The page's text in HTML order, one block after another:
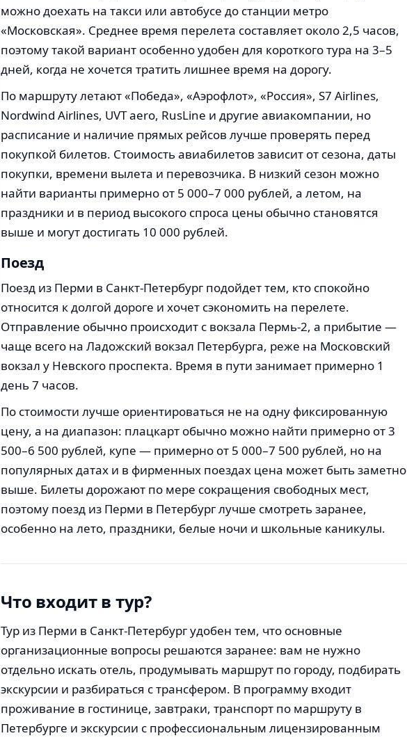
можно доехать на такси или автобусе до станции метро
«Московская». Среднее время перелета составляет около 2,5 часов,
поэтому такой вариант особенно удобен для короткого тура на 3–5
дней, когда не хочется тратить лишнее время на дорогу.
По маршруту летают «Победа», «Аэрофлот», «Россия», S7 Airlines,
Nordwind Airlines, UVT aero, RusLine и другие авиакомпании, но
расписание и наличие прямых рейсов лучше проверять перед
покупкой билетов. Стоимость авиабилетов зависит от сезона, даты
покупки, времени вылета и перевозчика. В низкий сезон можно
найти варианты примерно от 5 000–7 000 рублей, а летом, на
праздники и в период высокого спроса цены обычно становятся
выше и могут достигать 10 000 рублей.
Поезд
Поезд из Перми в Санкт-Петербург подойдет тем, кто спокойно
относится к долгой дороге и хочет сэкономить на перелете.
Отправление обычно происходит с вокзала Пермь-2, а прибытие —
чаще всего на Ладожский вокзал Петербурга, реже на Московский
вокзал у Невского проспекта. Время в пути занимает примерно 1
день 7 часов.
По стоимости лучше ориентироваться не на одну фиксированную
цену, а на диапазон: плацкарт обычно можно найти примерно от 3
500–6 500 рублей, купе — примерно от 5 000–7 500 рублей, но на
популярных датах и в фирменных поездах цена может быть заметно
выше. Билеты дорожают по мере сокращения свободных мест,
поэтому поезд из Перми в Петербург лучше смотреть заранее,
особенно на лето, праздники, белые ночи и школьные каникулы.
Что входит в тур?
Тур из Перми в Санкт-Петербург удобен тем, что основные
организационные вопросы решаются заранее: вам не нужно
отдельно искать отель, продумывать маршрут по городу, подбирать
экскурсии и разбираться с трансфером. В программу входит
проживание в гостинице, завтраки, транспорт по маршруту в
Петербурге и экскурсии с профессиональным лицензированным